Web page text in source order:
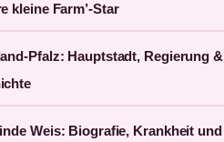
kleine Farm’-Star
Pfalz: Hauptstadt, Regierung &
Weis: Biografie, Krankheit und